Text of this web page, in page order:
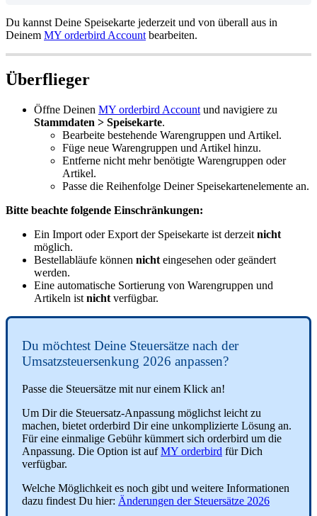
Du kannst Deine Speisekarte jederzeit und von überall aus in
Deinem MY orderbird Account bearbeiten.
Überflieger
Öffne Deinen MY orderbird Account und navigiere zu
Stammdaten > Speisekarte.
Bearbeite bestehende Warengruppen und Artikel.
Füge neue Warengruppen und Artikel hinzu.
Entferne nicht mehr benötigte Warengruppen oder
Artikel.
Passe die Reihenfolge Deiner Speisekartenelemente an.
Bitte beachte folgende Einschränkungen:
Ein Import oder Export der Speisekarte ist derzeit nicht
möglich.
Bestellabläufe können nicht eingesehen oder geändert
werden.
Eine automatische Sortierung von Warengruppen und
Artikeln ist nicht verfügbar.
Du möchtest Deine Steuersätze nach der
Umsatzsteuersenkung 2026 anpassen?
Passe die Steuersätze mit nur einem Klick an!
Um Dir die Steuersatz-Anpassung möglichst leicht zu
machen, bietet orderbird Dir eine unkomplizierte Lösung an.
Für eine einmalige Gebühr kümmert sich orderbird um die
Anpassung. Die Option ist aufMY orderbird für Dich
verfügbar.
Welche Möglichkeit es noch gibt und weitere Informationen
dazu findest Du hier: Änderungen der Steuersätze 2026